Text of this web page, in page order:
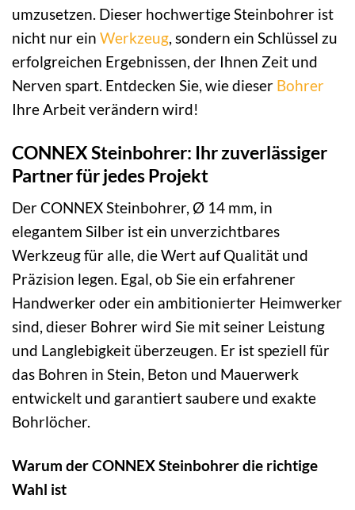
umzusetzen. Dieser hochwertige Steinbohrer ist
nicht nur ein Werkzeug , sondern ein Schlüssel zu
erfolgreichen Ergebnissen, der Ihnen Zeit und
Nerven spart. Entdecken Sie, wie dieser Bohrer
Ihre Arbeit verändern wird!
CONNEX Steinbohrer: Ihr zuverlässiger
Partner für jedes Projekt
Der CONNEX Steinbohrer, Ø 14 mm, in
elegantem Silber ist ein unverzichtbares
Werkzeug für alle, die Wert auf Qualität und
Präzision legen. Egal, ob Sie ein erfahrener
Handwerker oder ein ambitionierter Heimwerker
sind, dieser Bohrer wird Sie mit seiner Leistung
und Langlebigkeit überzeugen. Er ist speziell für
das Bohren in Stein, Beton und Mauerwerk
entwickelt und garantiert saubere und exakte
Bohrlöcher.
Warum der CONNEX Steinbohrer die richtige
Wahl ist